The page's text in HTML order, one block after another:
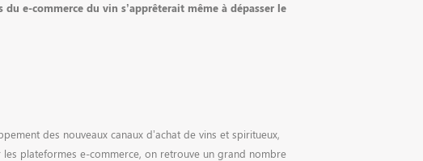
e-commerce du vin s’apprêterait même à dépasser le
des nouveaux canaux d’achat de vins et spiritueux,
les plateformes e-commerce, on retrouve un grand nombre